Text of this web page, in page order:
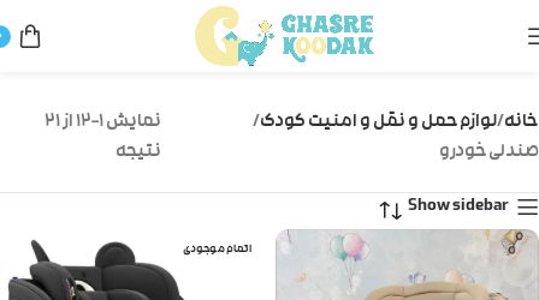
خانه لوازم حمل و نقل و امنیت کودک
صندلی خودرو
نمایش 1–12 از 21
نتیجه
Show sidebar
اتمام موجودی